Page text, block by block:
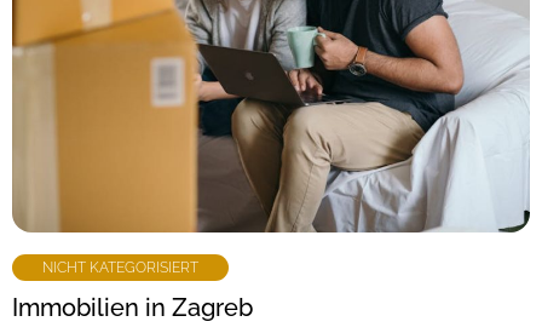
NICHT KATEGORISIERT
Immobilien in Zagreb